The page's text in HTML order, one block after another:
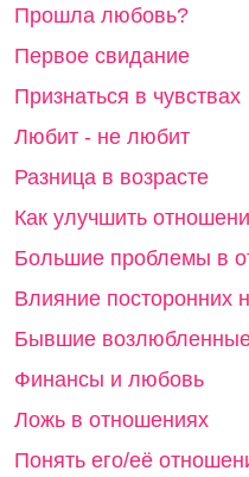
Прошла любовь?
Первое свидание
Признаться в чувствах
Любит - не любит
Разница в возрасте
Как улучшить
Большие проблемы в
Влияние посторонних
Бывшие
Финансы и любовь
Ложь в отношениях
Понять его/её